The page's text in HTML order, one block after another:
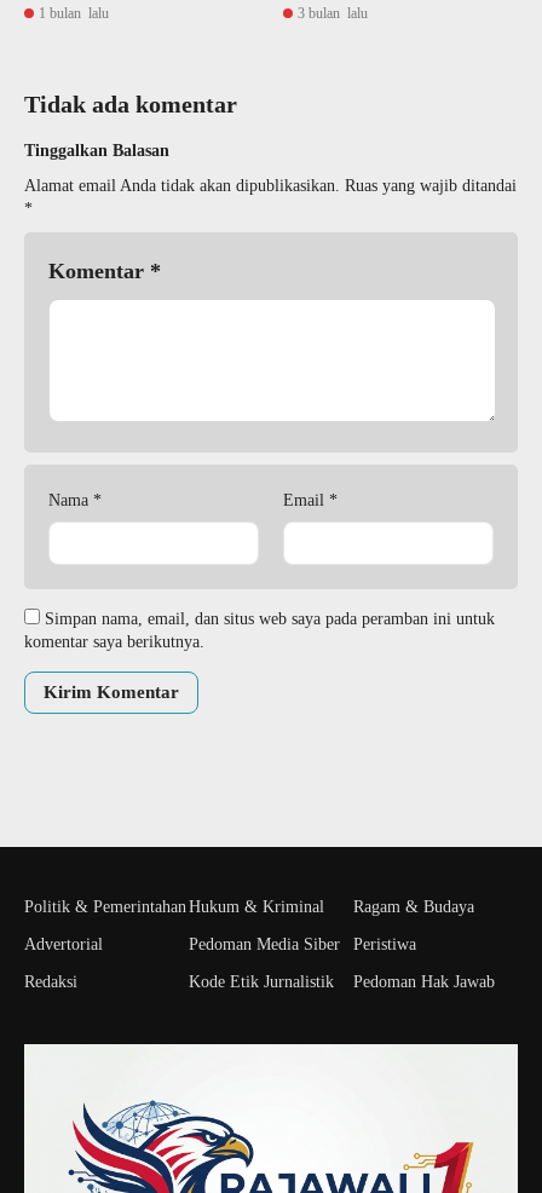
1 bulan lalu 3 bulan lalu
Tidak ada komentar
Tinggalkan Balasan
Alamat email Anda tidak akan dipublikasikan. Ruas yang wajib ditandai
*
Komentar *
Nama * Email *
Simpan nama, email, dan situs web saya pada peramban ini untuk
komentar saya berikutnya.
Politik & Pemerintahan
Advertorial
Redaksi
Hukum & Kriminal
Pedoman Media Siber
Kode Etik Jurnalistik
Ragam & Budaya
Peristiwa
Pedoman Hak Jawab